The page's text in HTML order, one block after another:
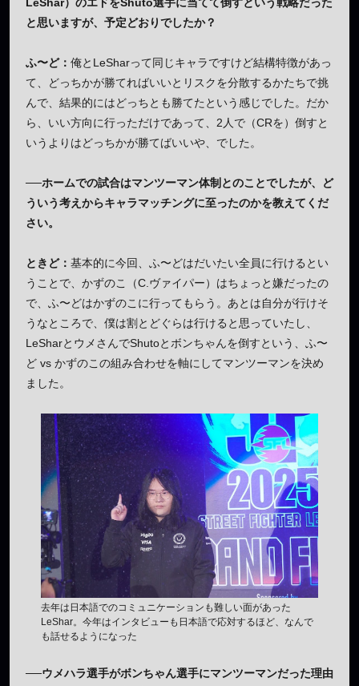
と思いますが、予定どおりでしたか？
ふ〜ど： 俺とLeSharって同じキャラですけど結構特徴があっ
て、どっちかが勝てればいいとリスクを分散するかたちで挑
んで、結果的にはどっちとも勝てたという感じでした。だか
ら、いい方向に行っただけであって、2人で（CRを）倒すと
いうよりはどっちかが勝てばいいや、でした。
──ホームでの試合はマンツーマン体制とのことでしたが、ど
ういう考えからキャラマッチングに至ったのかを教えてくだ
さい。
ときど： 基本的に今回、ふ〜どはだいたい全員に行けるとい
うことで、かずのこ（C.ヴァイパー）はちょっと嫌だったの
で、ふ〜どはかずのこに行ってもらう。あとは自分が行けそ
うなところで、僕は割とどぐらは行けると思っていたし、
LeSharとウメさんでShutoとボンちゃんを倒すという、ふ〜
ど vs かずのこの組み合わせを軸にしてマンツーマンを決め
ました。
去年は日本語でのコミュニケーションも難しい面があった
LeShar。今年はインタビューも日本語で応対するほど、なんで
も話せるようになった
──ウメハラ選手がボンちゃん選手にマンツーマンだった理由